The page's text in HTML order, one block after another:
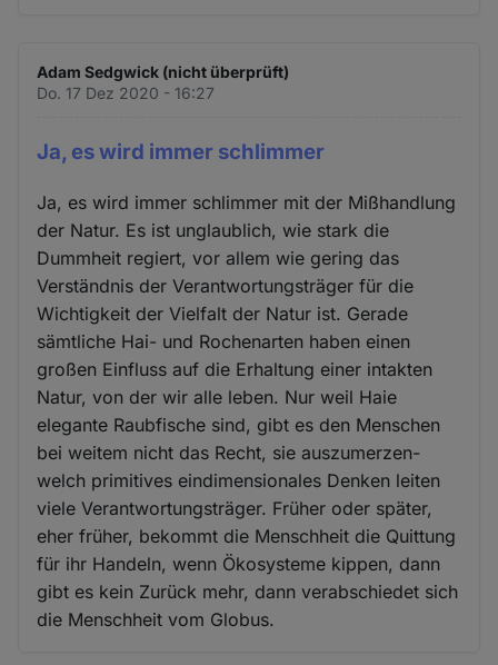
Adam Sedgwick (nicht überprüft)
Do. 17 Dez 2020 - 16:27
Ja, es wird immer schlimmer
Ja, es wird immer schlimmer mit der Mißhandlung
der Natur. Es ist unglaublich, wie stark die
Dummheit regiert, vor allem wie gering das
Verständnis der Verantwortungsträger für die
Wichtigkeit der Vielfalt der Natur ist. Gerade
sämtliche Hai- und Rochenarten haben einen
großen Einfluss auf die Erhaltung einer intakten
Natur, von der wir alle leben. Nur weil Haie
elegante Raubfische sind, gibt es den Menschen
bei weitem nicht das Recht, sie auszumerzen-
welch primitives eindimensionales Denken leiten
viele Verantwortungsträger. Früher oder später,
eher früher, bekommt die Menschheit die Quittung
für ihr Handeln, wenn Ökosysteme kippen, dann
gibt es kein Zurück mehr, dann verabschiedet sich
die Menschheit vom Globus.